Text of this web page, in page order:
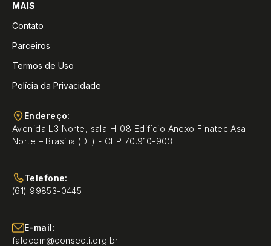
MAIS
Contato
Parceiros
Termos de Uso
Polícia da Privacidade
Endereço:
Avenida L3 Norte, sala H-08 Edifício Anexo Finatec Asa
Norte – Brasília (DF) - CEP 70.910-903
Telefone:
(61) 99853-0445
E-mail:
falecom@consecti.org.br